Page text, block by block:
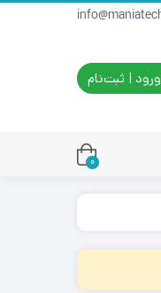
ورود | ثبت‌نام
0